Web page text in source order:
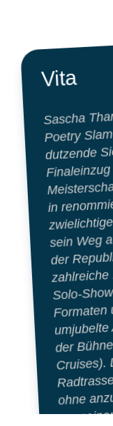
Vita
Sascha
Poetry
dutzende
in
sein Weg
der
Solo-
Formaten
der
Cruises).
ohne
vor